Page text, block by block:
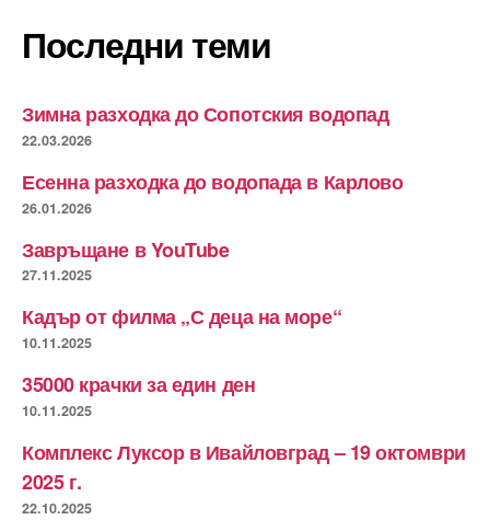
Последни теми
Зимна разходка до Сопотския водопад
22.03.2026
Есенна разходка до водопада в Карлово
26.01.2026
Завръщане в YouTube
27.11.2025
Кадър от филма „С деца на море“
10.11.2025
35000 крачки за един ден
10.11.2025
Комплекс Луксор в Ивайловград – 19 октомври
2025 г.
22.10.2025